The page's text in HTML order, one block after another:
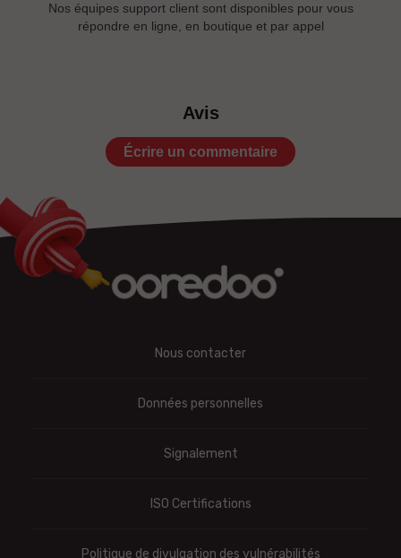
Nos équipes support client sont disponibles pour vous
répondre en ligne, en boutique et par appel
Avis
Écrire un commentaire
Nous contacter
Données personnelles
Signalement
ISO Certifications
Politique de divulgation des vulnérabilités